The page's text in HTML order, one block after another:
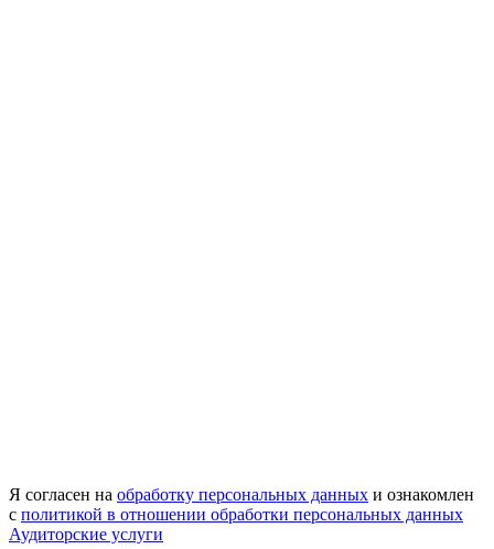
Я согласен на обработку персональных данных и ознакомлен
с политикой в отношении обработки персональных данных
Аудиторские услуги